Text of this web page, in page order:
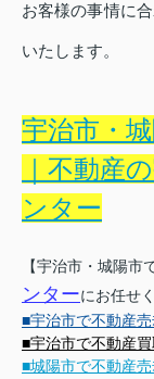
お客様の事情に
いたします。
宇治市・
｜不動産
ンター
【宇治市・城陽市
ンターにお任せ
■宇治市で不動産
■宇治市で不動産
■城陽市で不動産